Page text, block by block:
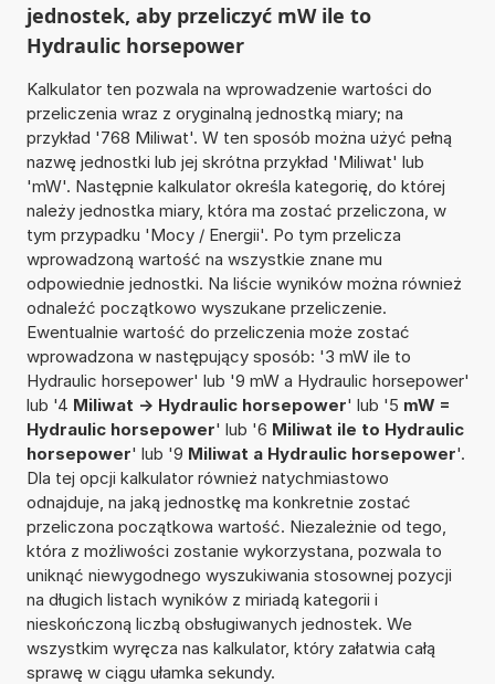
jednostek, aby przeliczyć mW ile to
Hydraulic horsepower
Kalkulator ten pozwala na wprowadzenie wartości do
przeliczenia wraz z oryginalną jednostką miary; na
przykład '768 Miliwat'. W ten sposób można użyć pełną
nazwę jednostki lub jej skrótna przykład 'Miliwat' lub
'mW'. Następnie kalkulator określa kategorię, do której
należy jednostka miary, która ma zostać przeliczona, w
tym przypadku 'Mocy / Energii'. Po tym przelicza
wprowadzoną wartość na wszystkie znane mu
odpowiednie jednostki. Na liście wyników można również
odnaleźć początkowo wyszukane przeliczenie.
Ewentualnie wartość do przeliczenia może zostać
wprowadzona w następujący sposób: '3 mW ile to
Hydraulic horsepower' lub '9 mW a Hydraulic horsepower'
lub '4 Miliwat -> Hydraulic horsepower' lub '5 mW =
Hydraulic horsepower' lub '6 Miliwat ile to Hydraulic
horsepower' lub '9 Miliwat a Hydraulic horsepower'.
Dla tej opcji kalkulator również natychmiastowo
odnajduje, na jaką jednostkę ma konkretnie zostać
przeliczona początkowa wartość. Niezależnie od tego,
która z możliwości zostanie wykorzystana, pozwala to
uniknąć niewygodnego wyszukiwania stosownej pozycji
na długich listach wyników z miriadą kategorii i
nieskończoną liczbą obsługiwanych jednostek. We
wszystkim wyręcza nas kalkulator, który załatwia całą
sprawę w ciągu ułamka sekundy.